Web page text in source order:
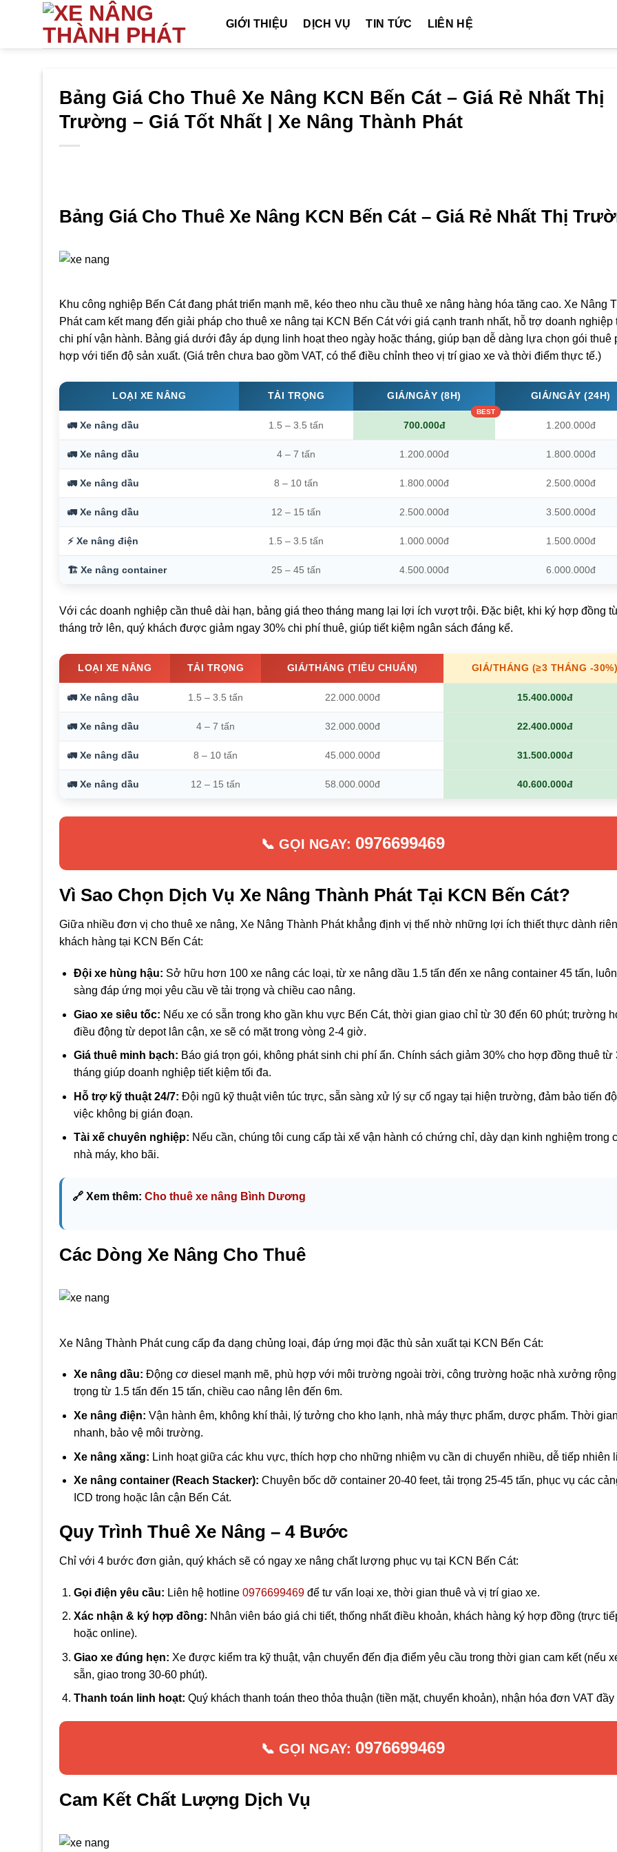
GIỚI THIỆU DỊCH VỤ TIN TỨC LIÊN HỆ
Bảng Giá Cho Thuê Xe Nâng KCN Bến Cát – Giá Rẻ Nhất Thị
Trường – Giá Tốt Nhất | Xe Nâng Thành Phát
Bảng Giá Cho Thuê Xe Nâng KCN Bến Cát – Giá Rẻ Nhất Thị
Khu công nghiệp Bến Cát đang phát triển mạnh mẽ, kéo theo nhu cầu thuê xe nâng hàng hóa tăng cao. Xe Nâng
Phát cam kết mang đến giải pháp cho thuê xe nâng tại KCN Bến Cát với giá cạnh tranh nhất, hỗ trợ doanh nghiệp
chi phí vận hành. Bảng giá dưới đây áp dụng linh hoạt theo ngày hoặc tháng, giúp bạn dễ dàng lựa chọn gói thuê
hợp với tiến độ sản xuất. (Giá trên chưa bao gồm VAT, có thể điều chỉnh theo vị trí giao xe và thời điểm thực tế.)
LOẠI XE NÂNG TẢI TRỌNG GIÁ/NGÀY (8H) GIÁ/NGÀY (24H)
🚛 Xe nâng dầu 1.5 – 3.5 tấn 700.000đ 1.200.000đ
🚛 Xe nâng dầu 4 – 7 tấn 1.200.000đ 1.800.000đ
🚛 Xe nâng dầu 8 – 10 tấn 1.800.000đ 2.500.000đ
🚛 Xe nâng dầu 12 – 15 tấn 2.500.000đ 3.500.000đ
⚡ Xe nâng điện 1.5 – 3.5 tấn 1.000.000đ 1.500.000đ
🏗️ Xe nâng container 25 – 45 tấn 4.500.000đ 6.000.000đ
Với các doanh nghiệp cần thuê dài hạn, bảng giá theo tháng mang lại lợi ích vượt trội. Đặc biệt, khi ký hợp đồng
tháng trở lên, quý khách được giảm ngay 30% chi phí thuê, giúp tiết kiệm ngân sách đáng kể.
LOẠI XE NÂNG TẢI TRỌNG GIÁ/THÁNG (TIÊU CHUẨN) GIÁ/THÁNG (≥3 THÁNG -30%)
🚛 Xe nâng dầu 1.5 – 3.5 tấn 22.000.000đ 15.400.000đ
🚛 Xe nâng dầu 4 – 7 tấn 32.000.000đ 22.400.000đ
🚛 Xe nâng dầu 8 – 10 tấn 45.000.000đ 31.500.000đ
🚛 Xe nâng dầu 12 – 15 tấn 58.000.000đ 40.600.000đ
📞 GỌI NGAY: 0976699469
Vì Sao Chọn Dịch Vụ Xe Nâng Thành Phát Tại KCN Bến Cát?
Giữa nhiều đơn vị cho thuê xe nâng, Xe Nâng Thành Phát khẳng định vị thế nhờ những lợi ích thiết thực dành
khách hàng tại KCN Bến Cát:
Đội xe hùng hậu: Sở hữu hơn 100 xe nâng các loại, từ xe nâng dầu 1.5 tấn đến xe nâng container 45 tấn,
sàng đáp ứng mọi yêu cầu về tải trọng và chiều cao nâng.
Giao xe siêu tốc: Nếu xe có sẵn trong kho gần khu vực Bến Cát, thời gian giao chỉ từ 30 đến 60 phút; trường
điều động từ depot lân cận, xe sẽ có mặt trong vòng 2-4 giờ.
Giá thuê minh bạch: Báo giá trọn gói, không phát sinh chi phí ẩn. Chính sách giảm 30% cho hợp đồng thuê từ
tháng giúp doanh nghiệp tiết kiệm tối đa.
Hỗ trợ kỹ thuật 24/7: Đội ngũ kỹ thuật viên túc trực, sẵn sàng xử lý sự cố ngay tại hiện trường, đảm bảo tiến
việc không bị gián đoạn.
Tài xế chuyên nghiệp: Nếu cần, chúng tôi cung cấp tài xế vận hành có chứng chỉ, dày dạn kinh nghiệm trong
nhà máy, kho bãi.
🔗 Xem thêm: Cho thuê xe nâng Bình Dương
Các Dòng Xe Nâng Cho Thuê
Xe Nâng Thành Phát cung cấp đa dạng chủng loại, đáp ứng mọi đặc thù sản xuất tại KCN Bến Cát:
Xe nâng dầu: Động cơ diesel mạnh mẽ, phù hợp với môi trường ngoài trời, công trường hoặc nhà xưởng
trọng từ 1.5 tấn đến 15 tấn, chiều cao nâng lên đến 6m.
Xe nâng điện: Vận hành êm, không khí thải, lý tưởng cho kho lạnh, nhà máy thực phẩm, dược phẩm. Thời
nhanh, bảo vệ môi trường.
Xe nâng xăng: Linh hoạt giữa các khu vực, thích hợp cho những nhiệm vụ cần di chuyển nhiều, dễ tiếp nhiên
Xe nâng container (Reach Stacker): Chuyên bốc dỡ container 20-40 feet, tải trọng 25-45 tấn, phục vụ các
ICD trong hoặc lân cận Bến Cát.
Quy Trình Thuê Xe Nâng – 4 Bước
Chỉ với 4 bước đơn giản, quý khách sẽ có ngay xe nâng chất lượng phục vụ tại KCN Bến Cát:
Gọi điện yêu cầu: Liên hệ hotline 0976699469để tư vấn loại xe, thời gian thuê và vị trí giao xe.
Xác nhận & ký hợp đồng: Nhân viên báo giá chi tiết, thống nhất điều khoản, khách hàng ký hợp đồng (trực
hoặc online).
Giao xe đúng hẹn: Xe được kiểm tra kỹ thuật, vận chuyển đến địa điểm yêu cầu trong thời gian cam kết (nếu
sẵn, giao trong 30-60 phút).
Thanh toán linh hoạt: Quý khách thanh toán theo thỏa thuận (tiền mặt, chuyển khoản), nhận hóa đơn VAT đầy
📞 GỌI NGAY: 0976699469
Cam Kết Chất Lượng Dịch Vụ